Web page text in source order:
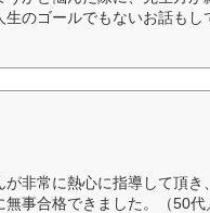
のゴールでもないお話もし
非常に熱心に指導して頂
事合格できました。（50代